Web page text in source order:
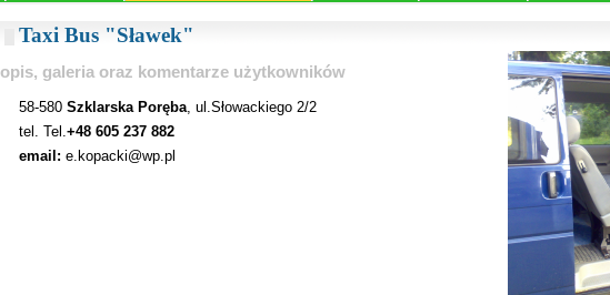
Taxi Bus "Sławek"
opis, galeria oraz komentarze użytkowników
58-580 Szklarska Poręba , ul.Słowackiego 2/2
tel. Tel. +48 605 237 882
email: e.kopacki@wp.pl